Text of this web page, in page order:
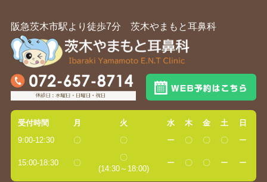
阪急茨木市駅より徒歩7分 茨木やまもと耳鼻科
受付時間 月 火 水 木 金 土
日
9:00-12:30
〇 〇 ー 〇 〇 〇 ー
15:00-18:30 〇
〇
(14:30～18:00)
ー 〇 〇 ー ー